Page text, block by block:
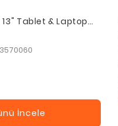
Tablet & Laptop
İncele